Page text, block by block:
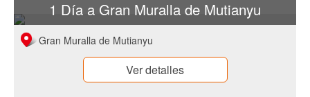
1 Día a Gran Muralla de Mutianyu
Gran Muralla de Mutianyu
Ver detalles